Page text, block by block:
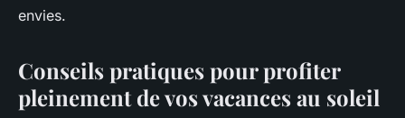
envies.
Conseils pratiques pour profiter
pleinement de vos vacances au soleil